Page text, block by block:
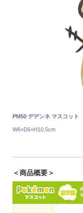
PM50 デデンネ マスコット
W6×D6×H10.5cm
＜商品概要＞